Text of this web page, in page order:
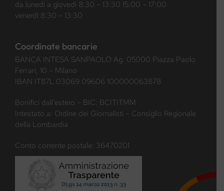
da lunedì a giovedì 8:30 – 13:30 15:00 – 17:00
venerdì 8:30 – 13:30
Coordinate bancarie
BANCA INTESA SANPAOLO Ag. 05000 Piazza Paolo
Ferrari, 10 – Milano
IBAN IT87L 03069 09606 100000063878
Bonifici dall’estero – BIC: BCITITMM
Intestato a: Ordine dei Giornalisti – Consiglio Regionale
della Lombardia
Conto corrente postale: 36470201